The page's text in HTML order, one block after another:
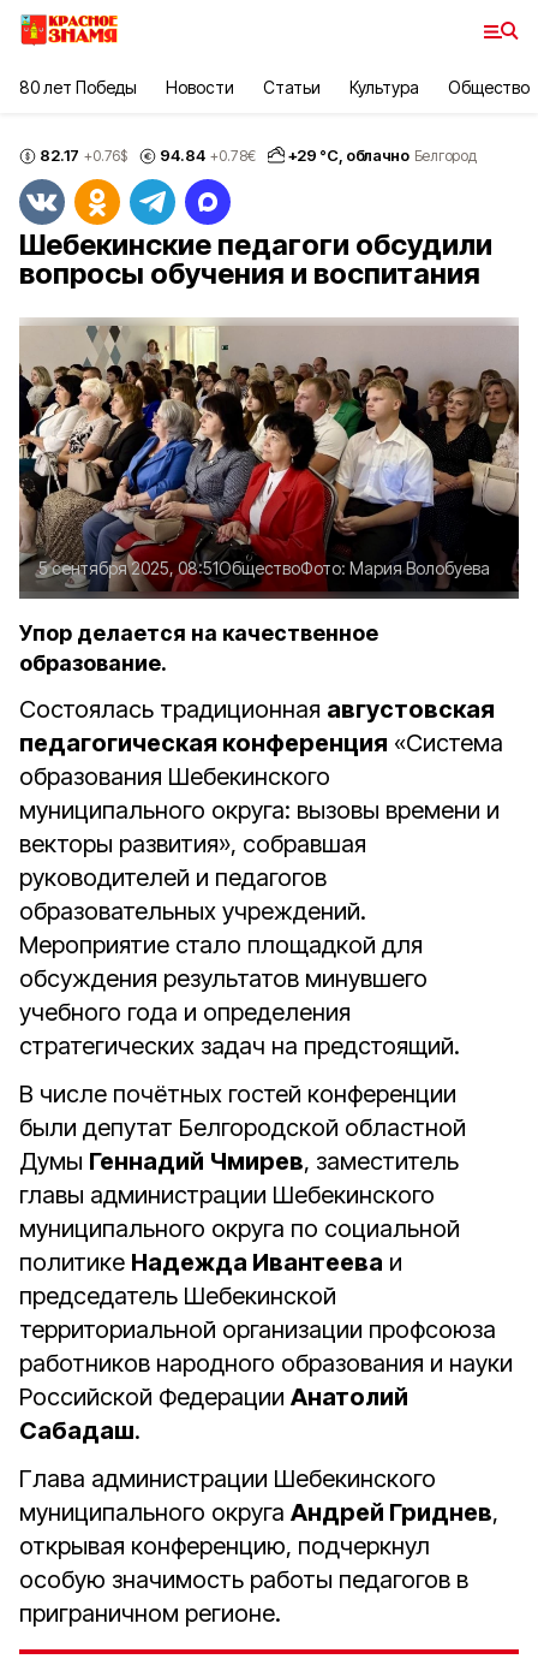
80 лет Победы Новости Статьи Культура Общество
82.17 +0.76$ 94.84 +0.78€ +29 °С, облачно Белгород
Шебекинские педагоги обсудили
вопросы обучения и воспитания
5 сентября 2025, 08:51ОбществоФото: Мария Волобуева
Упор делается на качественное
образование.
Состоялась традиционная августовская
педагогическая конференция «Система
образования Шебекинского
муниципального округа: вызовы времени и
векторы развития», собравшая
руководителей и педагогов
образовательных учреждений.
Мероприятие стало площадкой для
обсуждения результатов минувшего
учебного года и определения
стратегических задач на предстоящий.
В числе почётных гостей конференции
были депутат Белгородской областной
Думы Геннадий Чмирев, заместитель
главы администрации Шебекинского
муниципального округа по социальной
политике Надежда Ивантеева и
председатель Шебекинской
территориальной организации профсоюза
работников народного образования и науки
Российской Федерации Анатолий
Сабадаш.
Глава администрации Шебекинского
муниципального округа Андрей Гриднев,
открывая конференцию, подчеркнул
особую значимость работы педагогов в
приграничном регионе.